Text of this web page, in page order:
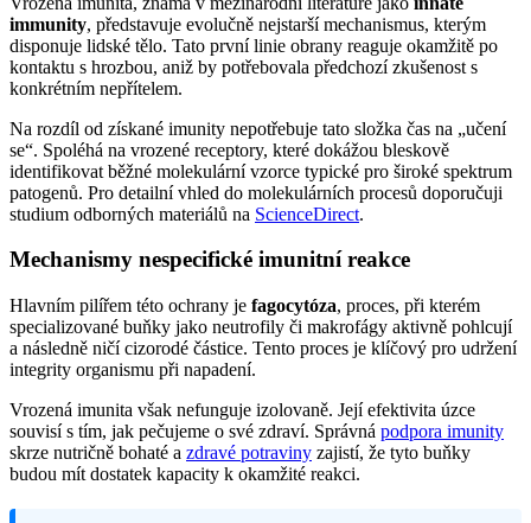
immunity, představuje evolučně nejstarší mechanismus, kterým
disponuje lidské tělo. Tato první linie obrany reaguje okamžitě po
kontaktu s hrozbou, aniž by potřebovala předchozí zkušenost s
konkrétním nepřítelem.
Na rozdíl od získané imunity nepotřebuje tato složka čas na „učení
se“. Spoléhá na vrozené receptory, které dokážou bleskově
identifikovat běžné molekulární vzorce typické pro široké spektrum
patogenů. Pro detailní vhled do molekulárních procesů doporučuji
studium odborných materiálů na ScienceDirect.
Mechanismy nespecifické imunitní reakce
Hlavním pilířem této ochrany je fagocytóza, proces, při kterém
specializované buňky jako neutrofily či makrofágy aktivně pohlcují
a následně ničí cizorodé částice. Tento proces je klíčový pro udržení
integrity organismu při napadení.
Vrozená imunita však nefunguje izolovaně. Její efektivita úzce
souvisí s tím, jak pečujeme o své zdraví. Správná podpora imunity
skrze nutričně bohaté a zdravé potraviny zajistí, že tyto buňky
budou mít dostatek kapacity k okamžité reakci.